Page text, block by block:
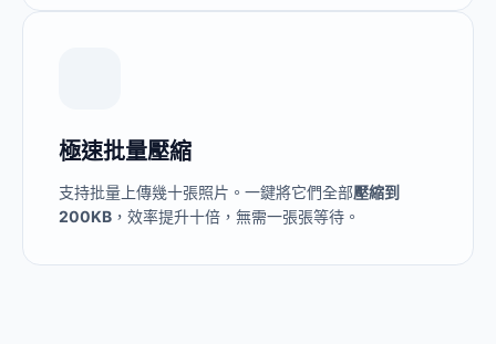
極速批量壓縮
支持批量上傳幾十張照片。一鍵將它們全部壓縮到
200KB ，效率提升十倍，無需一張張等待。